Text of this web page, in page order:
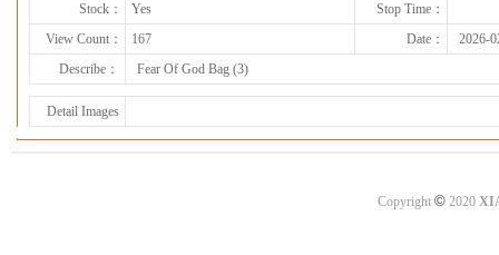
Stock：
Yes
Stop Time：
View Count：
167 Date：
2026-
Describe：
Fear Of God Bag (3)
Detail Images
Copyright ©2020